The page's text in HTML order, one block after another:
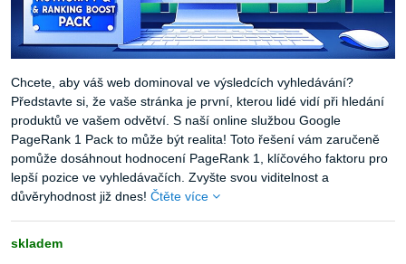
Chcete, aby váš web dominoval ve výsledcích vyhledávání?
Představte si, že vaše stránka je první, kterou lidé vidí při hledání
produktů ve vašem odvětví. S naší online službou Google
PageRank 1 Pack to může být realita! Toto řešení vám zaručeně
pomůže dosáhnout hodnocení PageRank 1, klíčového faktoru pro
lepší pozice ve vyhledávačích. Zvyšte svou viditelnost a
důvěryhodnost již dnes! Čtěte více
skladem